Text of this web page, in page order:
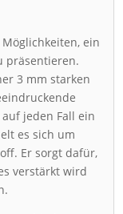
ein
präsentieren.
3 mm starken
jeden Fall ein
es sich um
Er sorgt dafür,
verstärkt wird